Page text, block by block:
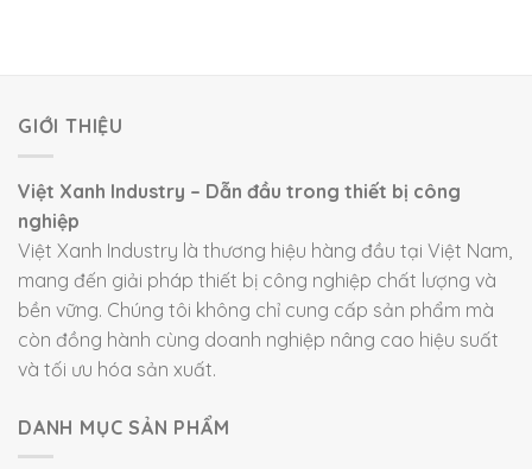
GIỚI THIỆU
Việt Xanh Industry – Dẫn đầu trong thiết bị công
nghiệp
Việt Xanh Industry là thương hiệu hàng đầu tại Việt Nam,
mang đến giải pháp thiết bị công nghiệp chất lượng và
bền vững. Chúng tôi không chỉ cung cấp sản phẩm mà
còn đồng hành cùng doanh nghiệp nâng cao hiệu suất
và tối ưu hóa sản xuất.
DANH MỤC SẢN PHẨM